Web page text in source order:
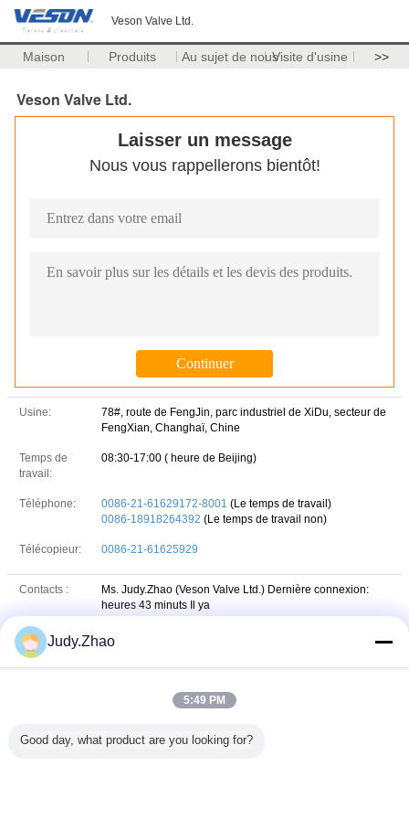
Veson Valve Ltd.
Maison Produits Au sujet de nousVisite d'usine >>
Veson Valve Ltd.
Laisser un message
Nous vous rappellerons bientôt!
Usine:
78#, route de FengJin, parc industriel de XiDu, secteur de
FengXian, Changhaï, Chine
Temps de
travail:
08:30-17:00 ( heure de Beijing)
Téléphone: 0086-21-61629172-8001 (Le temps de travail)
0086-18918264392 (Le temps de travail non)
Télécopieur: 0086-21-61625929
Contacts : Ms. Judy.Zhao (Veson Valve Ltd.) Dernière connexion:
heures 43 minuts Il ya
Téléphone : 86-18918264392
WHATSAPP : +8618918264392 Whatsapp
Judyzhaoveson skype
WeChat : 86-18918264392 wechat
Judy.Zhao
5:49 PM
Good day, what product are you looking for?